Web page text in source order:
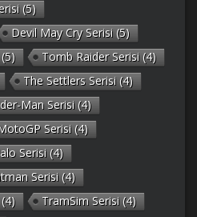
(5)
Devil May Cry Serisi (5)
Tomb Raider Serisi (4)
The Settlers Serisi (4)
Man Serisi (4)
Serisi (4)
Serisi (4)
Serisi (4)
(4) TramSim Serisi (4)